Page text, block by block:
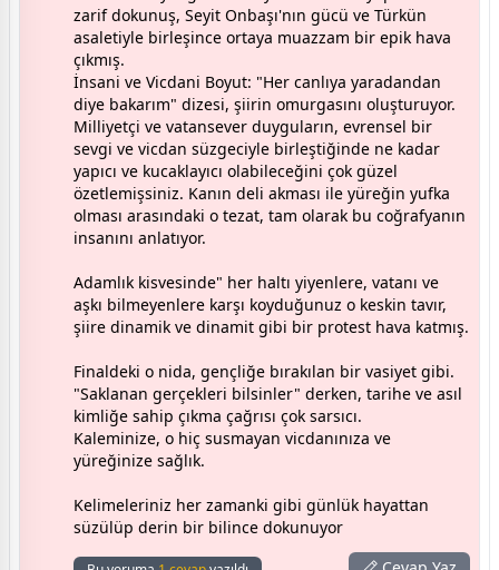
zarif dokunuş, Seyit Onbaşı'nın gücü ve Türkün
asaletiyle birleşince ortaya muazzam bir epik hava
çıkmış.
​İnsani ve Vicdani Boyut: "Her canlıya yaradandan
diye bakarım" dizesi, şiirin omurgasını oluşturuyor.
Milliyetçi ve vatansever duyguların, evrensel bir
sevgi ve vicdan süzgeciyle birleştiğinde ne kadar
yapıcı ve kucaklayıcı olabileceğini çok güzel
özetlemişsiniz. Kanın deli akması ile yüreğin yufka
olması arasındaki o tezat, tam olarak bu coğrafyanın
insanını anlatıyor.
​Adamlık kisvesinde" her haltı yiyenlere, vatanı ve
aşkı bilmeyenlere karşı koyduğunuz o keskin tavır,
şiire dinamik ve dinamit gibi bir protest hava katmış.
Finaldeki o nida, gençliğe bırakılan bir vasiyet gibi.
"Saklanan gerçekleri bilsinler" derken, tarihe ve asıl
kimliğe sahip çıkma çağrısı çok sarsıcı.
​Kaleminize, o hiç susmayan vicdanınıza ve
yüreğinize sağlık.
Kelimeleriniz her zamanki gibi günlük hayattan
süzülüp derin bir bilince dokunuyor